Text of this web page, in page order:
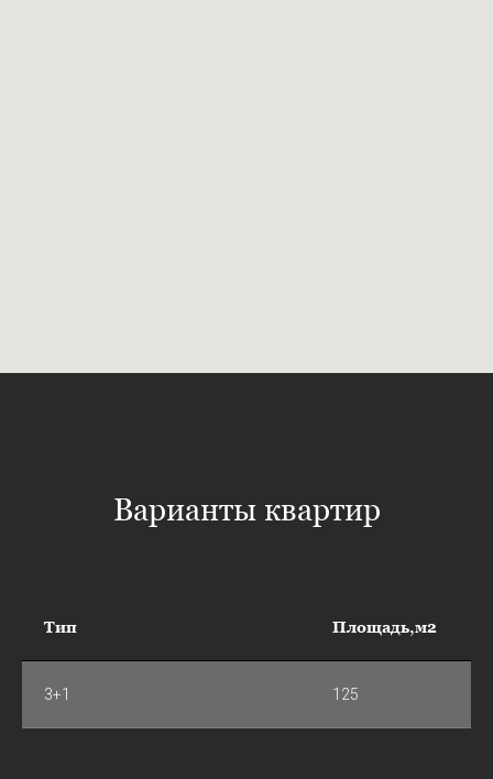
Варианты квартир
Тип Площадь,м2
3+1 125